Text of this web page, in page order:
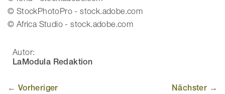
© StockPhotoPro - stock.adobe.com
© Africa Studio - stock.adobe.com
Autor:
LaModula Redaktion
← Vorheriger Nächster →